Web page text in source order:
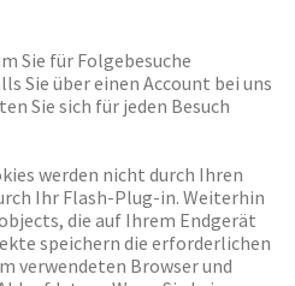
Sie für Folgebesuche
Sie über einen Account bei uns
Sie sich für jeden Besuch
werden nicht durch Ihren
Ihr Flash-Plug-in. Weiterhin
die auf Ihrem Endgerät
speichern die erforderlichen
verwendeten Browser und